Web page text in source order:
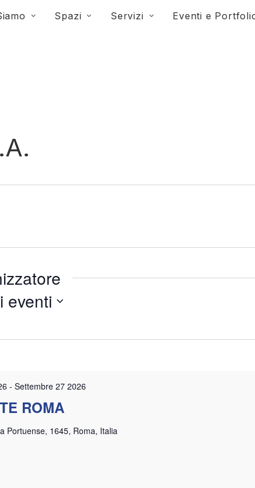
Spazi Servizi Eventi e
eventi
ROMA
-Settembre 27 2026
Portuense, 1645, Roma, Italia